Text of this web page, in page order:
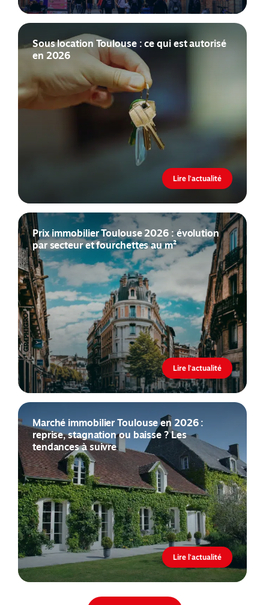
Sous location Toulouse : ce qui est autorisé
en 2026
Lire l'actualité
Prix immobilier Toulouse 2026 : évolution
par secteur et fourchettes au m²
Lire l'actualité
Marché immobilier Toulouse en 2026 :
reprise, stagnation ou baisse ? Les
tendances à suivre
Lire l'actualité